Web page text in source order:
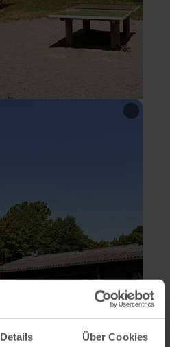
Details Über Cookies